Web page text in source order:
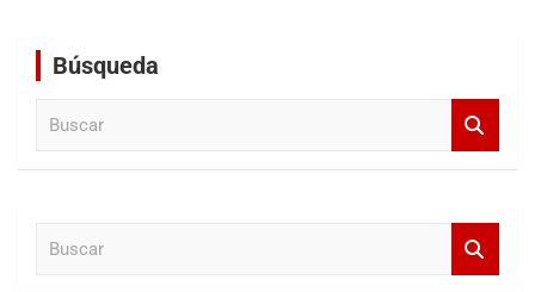
Búsqueda